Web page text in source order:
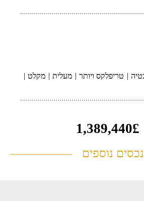
טריפלקס ויותר מעלית
מקלט
1,389,440£
נכסים נוספים